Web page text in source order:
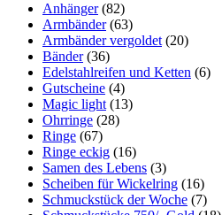
Anhänger (82)
Armbänder (63)
Armbänder vergoldet (20)
Bänder (36)
Edelstahlreifen und Ketten (6)
Gutscheine (4)
Magic light (13)
Ohrringe (28)
Ringe (67)
Ringe eckig (16)
Samen des Lebens (3)
Scheiben für Wickelring (16)
Schmuckstück der Woche (7)